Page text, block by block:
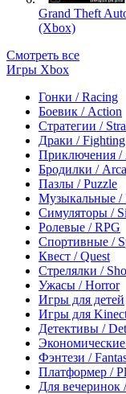
Grand Theft
(Xbox)
Смотреть все
Игры Xbox
Гонки / Racing
Боевик / Action
Стратегии /
Драки / Fighting
Приключения /
Бродилки /
Пазлы / Puzzle
Музыкальные /
Симуляторы /
Ролевые / RPG
Спортивные /
Квест / Quest
Стрелялки /
Ужасы / Horror
Игры для детей
Игры для
Детективы /
Фэнтези /
Платформер /
Для вечеринок